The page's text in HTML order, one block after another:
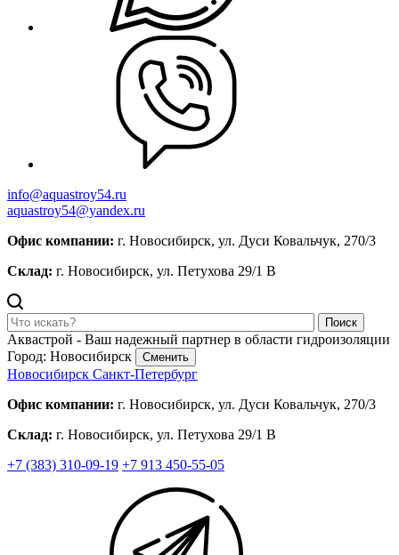
info@aquastroy54.ru
aquastroy54@yandex.ru
Офис компании: г. Новосибирск, ул. Дуси Ковальчук, 270/3
Склад: г. Новосибирск, ул. Петухова 29/1 В
Поиск
Аквастрой - Ваш надежный партнер в области гидроизоляции
Город: Новосибирск
Сменить
Новосибирск Санкт-Петербург
Офис компании: г. Новосибирск, ул. Дуси Ковальчук, 270/3
Склад: г. Новосибирск, ул. Петухова 29/1 В
+7 (383) 310-09-19 +7 913 450-55-05